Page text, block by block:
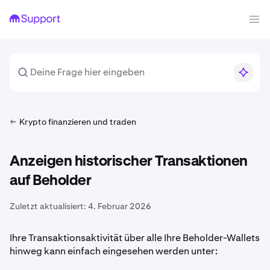
Krypto finanzieren und traden
Anzeigen historischer Transaktionen
auf Beholder
Zuletzt aktualisiert: 4. Februar 2026
Ihre Transaktionsaktivität über alle Ihre Beholder-Wallets
hinweg kann einfach eingesehen werden unter: